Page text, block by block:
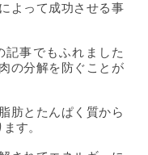
よって成功させる事
記事でもふれました
の分解を防ぐことが
肪とたんぱく質から
す。